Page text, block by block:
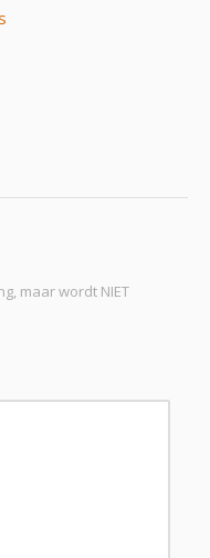
maar wordt NIET